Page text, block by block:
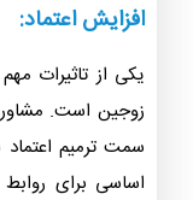
افزایش اعتماد:
یکی از تاثیرات
زوجین است.
سمت ترمیم
اساسی برای